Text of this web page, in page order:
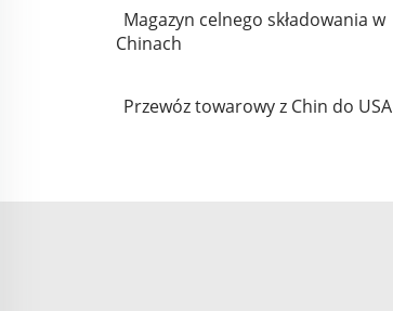
Magazyn celnego składowania w
Chinach
Przewóz towarowy z Chin do USA